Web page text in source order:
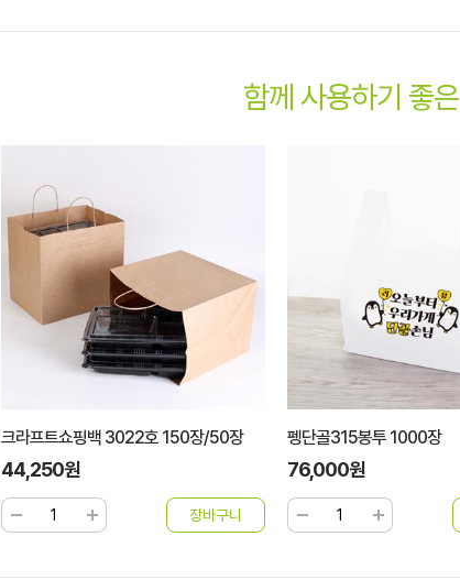
함께 사용하기 좋은
크라프트쇼핑백 3022호 150장/50장
44,250원
펭단골315봉투 1000장
76,000원